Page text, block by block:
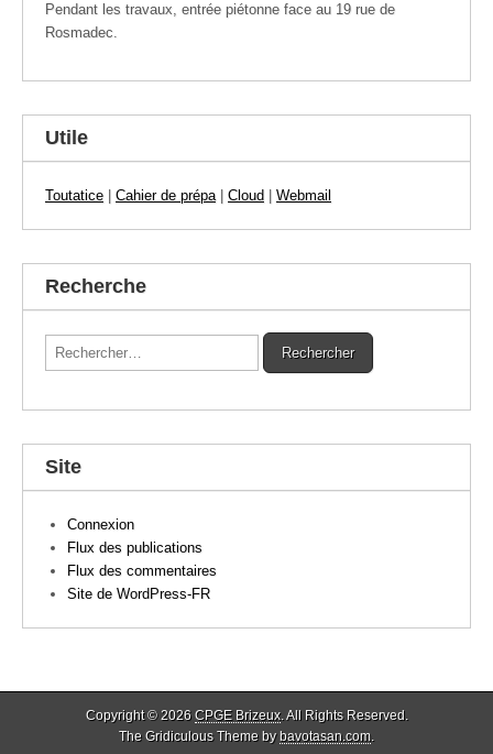
Pendant les travaux, entrée piétonne face au 19 rue de
Rosmadec.
Utile
Toutatice Cahier de prépa| Cloud Webmail
Recherche
Rechercher :
Site
Connexion
Flux des publications
Flux des commentaires
Site de WordPress-FR
Copyright © 2026 CPGE Brizeux. All Rights Reserved.
The Gridiculous Theme by bavotasan.com